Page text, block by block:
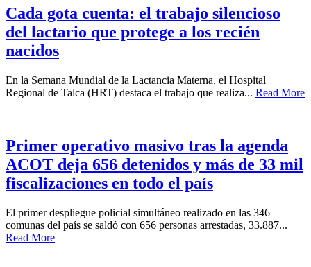
Cada gota cuenta: el trabajo silencioso
del lactario que protege a los recién
nacidos
En la Semana Mundial de la Lactancia Materna, el Hospital
Regional de Talca (HRT) destaca el trabajo que realiza... Read More
Primer operativo masivo tras la agenda
ACOT deja 656 detenidos y más de 33 mil
fiscalizaciones en todo el país
El primer despliegue policial simultáneo realizado en las 346
comunas del país se saldó con 656 personas arrestadas, 33.887...
Read More